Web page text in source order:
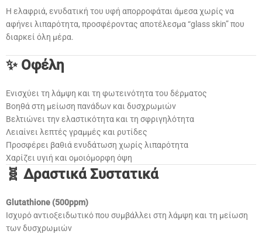
Η ελαφριά, ενυδατική του υφή απορροφάται άμεσα χωρίς να
αφήνει λιπαρότητα, προσφέροντας αποτέλεσμα “glass skin” που
διαρκεί όλη μέρα.
✨ Οφέλη
Ενισχύει τη λάμψη και τη φωτεινότητα του δέρματος
Βοηθά στη μείωση πανάδων και δυσχρωμιών
Βελτιώνει την ελαστικότητα και τη σφριγηλότητα
Λειαίνει λεπτές γραμμές και ρυτίδες
Προσφέρει βαθιά ενυδάτωση χωρίς λιπαρότητα
Χαρίζει υγιή και ομοιόμορφη όψη
🧬 Δραστικά Συστατικά
Glutathione (500ppm)
Ισχυρό αντιοξειδωτικό που συμβάλλει στη λάμψη και τη μείωση
των δυσχρωμιών